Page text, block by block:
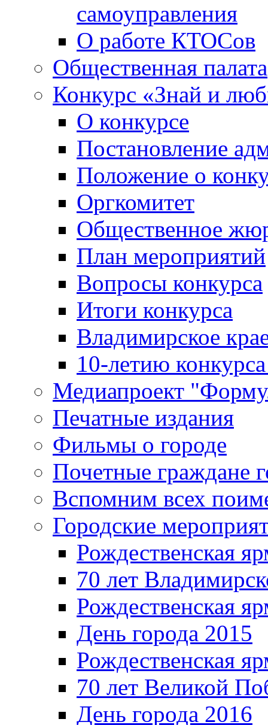
самоуправления
О работе КТОСов
Общественная палата
Конкурс «Знай и
О конкурсе
Постановление
Положение о
Оргкомитет
Общественное
План мероприятий
Вопросы конкурса
Итоги конкурса
Владимирское
10-летию
Медиапроект
Печатные издания
Фильмы о городе
Почетные граждане
Вспомним всех
Городские
Рождественская
70 лет
Рождественская
День города 2015
Рождественская
70 лет Великой
День города 2016